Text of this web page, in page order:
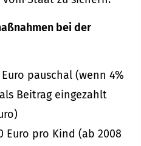
bei der
Euro pauschal (wenn 4%
Beitrag eingezahlt
Euro pro Kind (ab 2008